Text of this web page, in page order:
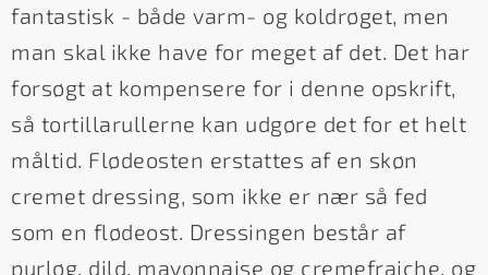
fantastisk - både varm- og koldrøget, men
man skal ikke have for meget af det. Det har
forsøgt at kompensere for i denne opskrift,
så tortillarullerne kan udgøre det for et helt
måltid. Flødeosten erstattes af en skøn
cremet dressing, som ikke er nær så fed
som en flødeost. Dressingen består af
purløg, dild, mayonnaise og cremefraiche, og